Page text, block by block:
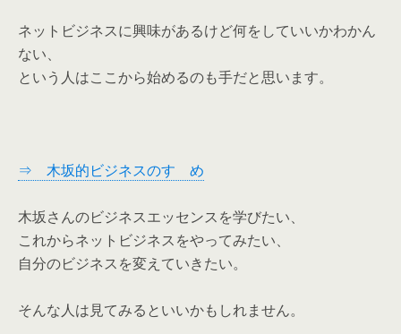
ネットビジネスに興味があるけど何をしていいかわかん
ない、
という人はここから始めるのも手だと思います。
⇒ 木坂的ビジネスのすゝめ
木坂さんのビジネスエッセンスを学びたい、
これからネットビジネスをやってみたい、
自分のビジネスを変えていきたい。
そんな人は見てみるといいかもしれません。